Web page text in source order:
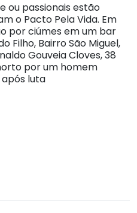
ou passionais estão
o Pacto Pela Vida. Em
por ciúmes em um bar
Filho, Bairro São Miguel,
Gouveia Cloves, 38
por um homem
luta